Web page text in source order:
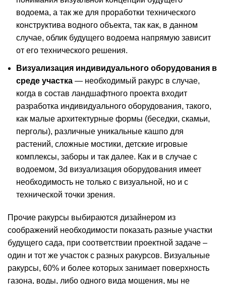
водоема, а так же для проработки технического
конструктива водного объекта, так как, в данном
случае, облик будущего водоема напрямую зависит
от его технического решения.
Визуализация индивидуального оборудования в
среде участка — необходимый ракурс в случае,
когда в состав ландшафтного проекта входит
разработка индивидуального оборудования, такого,
как малые архитектурные формы (беседки, скамьи,
перголы), различные уникальные кашпо для
растений, сложные мостики, детские игровые
комплексы, заборы и так далее. Как и в случае с
водоемом, 3d визуализация оборудования имеет
необходимость не только с визуальной, но и с
технической точки зрения.
Прочие ракурсы выбираются дизайнером из
соображений необходимости показать разные участки
будущего сада, при соответствии проектной задаче –
один и тот же участок с разных ракурсов. Визуальные
ракурсы, 60% и более которых занимает поверхность
газона, воды, либо одного вида мощения, мы не